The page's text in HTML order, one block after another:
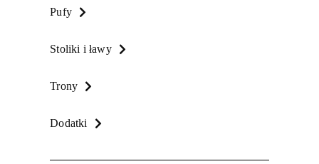
Pufy
Stoliki i ławy
Trony
Dodatki